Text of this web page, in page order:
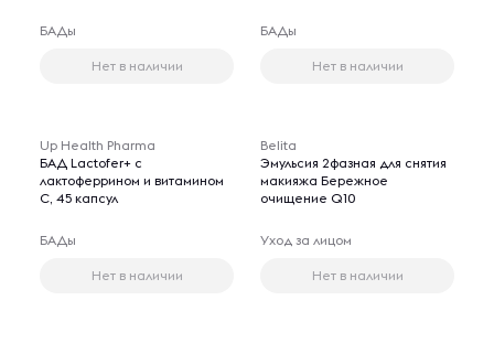
БАДы
Нет в наличии
БАДы
Нет в наличии
Up Health Pharma
БАД Lactofer+ с
лактоферрином и витамином
C, 45 капсул
БАДы
Нет в наличии
Belita
Эмульсия 2фазная для снятия
макияжа Бережное
очищение Q10
Уход за лицом
Нет в наличии